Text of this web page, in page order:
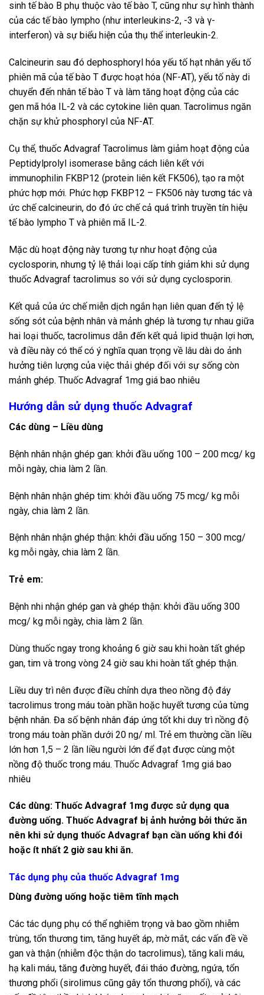
sinh tế bào B phụ thuộc vào tế bào T, cũng như sự hình thành
của các tế bào lympho (như interleukins-2, -3 và γ-
interferon) và sự biểu hiện của thụ thể interleukin-2.
Calcineurin sau đó dephosphoryl hóa yếu tố hạt nhân yếu tố
phiên mã của tế bào T được hoạt hóa (NF-AT), yếu tố này di
chuyển đến nhân tế bào T và làm tăng hoạt động của các
gen mã hóa IL-2 và các cytokine liên quan. Tacrolimus ngăn
chặn sự khử phosphoryl của NF-AT.
Cụ thể, thuốc Advagraf Tacrolimus làm giảm hoạt động của
Peptidylprolyl isomerase bằng cách liên kết với
immunophilin FKBP12 (protein liên kết FK506), tạo ra một
phức hợp mới. Phức hợp FKBP12 – FK506 này tương tác và
ức chế calcineurin, do đó ức chế cả quá trình truyền tín hiệu
tế bào lympho T và phiên mã IL-2.
Mặc dù hoạt động này tương tự như hoạt động của
cyclosporin, nhưng tỷ lệ thải loại cấp tính giảm khi sử dụng
thuốc Advagraf tacrolimus so với sử dụng cyclosporin.
Kết quả của ức chế miễn dịch ngắn hạn liên quan đến tỷ lệ
sống sót của bệnh nhân và mảnh ghép là tương tự nhau giữa
hai loại thuốc, tacrolimus dẫn đến kết quả lipid thuận lợi hơn,
và điều này có thể có ý nghĩa quan trọng về lâu dài do ảnh
hưởng tiên lượng của việc thải ghép đối với sự sống còn
mảnh ghép. Thuốc Advagraf 1mg giá bao nhiêu
Hướng dẫn sử dụng thuốc Advagraf
Các dùng – Liều dùng
Bệnh nhân nhận ghép gan: khởi đầu uống 100 – 200 mcg/ kg
mỗi ngày, chia làm 2 lần.
Bệnh nhân nhận ghép tim: khởi đầu uống 75 mcg/ kg mỗi
ngày, chia làm 2 lần.
Bệnh nhân nhận ghép thận: khởi đầu uống 150 – 300 mcg/
kg mỗi ngày, chia làm 2 lần.
Trẻ em:
Bệnh nhi nhận ghép gan và ghép thận: khởi đầu uống 300
mcg/ kg mỗi ngày, chia làm 2 lần.
Dùng thuốc ngay trong khoảng 6 giờ sau khi hoàn tất ghép
gan, tim và trong vòng 24 giờ sau khi hoàn tất ghép thận.
Liều duy trì nên được điều chỉnh dựa theo nồng độ đáy
tacrolimus trong máu toàn phần hoặc huyết tương của từng
bệnh nhân. Đa số bệnh nhân đáp ứng tốt khi duy trì nồng độ
trong máu toàn phần dưới 20 ng/ ml. Trẻ em thường cần liều
lớn hơn 1,5 – 2 lần liều người lớn để đạt được cùng một
nồng độ thuốc trong máu. Thuốc Advagraf 1mg giá bao
nhiêu
Các dùng: Thuốc Advagraf 1mg được sử dụng qua
đường uống. Thuốc Advagraf bị ảnh hưởng bởi thức ăn
nên khi sử dụng thuốc Advagraf bạn cần uống khi đói
hoặc ít nhất 2 giờ sau khi ăn.
Tác dụng phụ của thuốc Advagraf 1mg
Dùng đường uống hoặc tiêm tĩnh mạch
Các tác dụng phụ có thể nghiêm trọng và bao gồm nhiễm
trùng, tổn thương tim, tăng huyết áp, mờ mắt, các vấn đề về
gan và thận (nhiễm độc thận do tacrolimus), tăng kali máu,
hạ kali máu, tăng đường huyết, đái tháo đường, ngứa, tổn
thương phổi (sirolimus cũng gây tổn thương phổi), và các